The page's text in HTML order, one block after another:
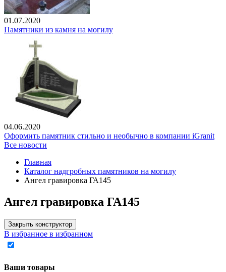
01.07.2020
Памятники из камня на могилу
04.06.2020
Оформить памятник стильно и необычно в компании iGranit
Все новости
Главная
Каталог надгробных памятников на могилу
Ангел гравировка ГА145
Ангел гравировка ГА145
Закрыть конструктор
В избранное в избранном
Ваши товары